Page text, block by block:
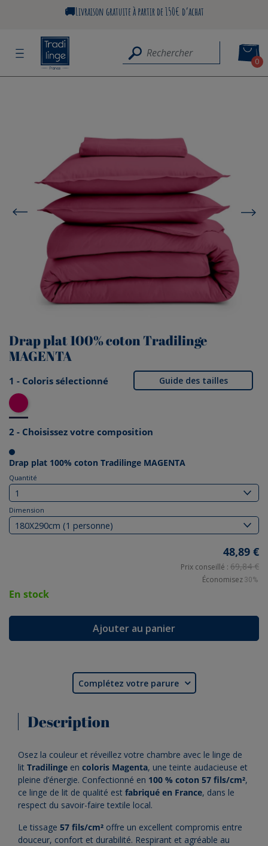
🚚Livraison gratuite à partir de 150€ d’achat
0
Drap plat 100% coton Tradilinge
MAGENTA
Guide des tailles
1 - Coloris sélectionné
Magenta
2 - Choisissez votre composition
Drap plat 100% coton Tradilinge MAGENTA
Quantité
Dimension
48,89 €
Prix conseillé : 69,84 €
Économisez 30%
En stock
Ajouter au panier
Complétez votre parure 
Description
Osez la couleur et réveillez votre chambre avec le linge de
lit Tradilinge en coloris Magenta, une teinte audacieuse et
pleine d’énergie. Confectionné en 100 % coton 57 fils/cm²,
ce linge de lit de qualité est fabriqué en France, dans le
respect du savoir-faire textile local.
Le tissage 57 fils/cm² offre un excellent compromis entre
douceur, confort et durabilité. Respirant et agréable au